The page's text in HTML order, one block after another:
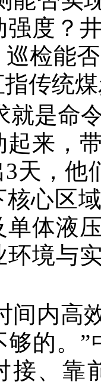
强度？
检能
传统
就是命
起来，
天，他
核心区
单体液
环境与
间内高
够的。
接、靠